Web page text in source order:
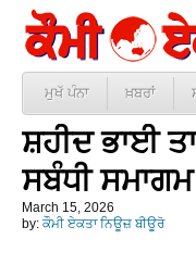
ਮੁਖੱ ਪੰਨਾ ਖ਼ਬਰਾਂ
ਸ਼ਹੀਦ ਭਾਈ
ਸਬੰਧੀ
March 15, 2026
by: ਕੌਮੀ ਏਕਤਾ ਨਿਊਜ਼ ਬੀਊਰੋ